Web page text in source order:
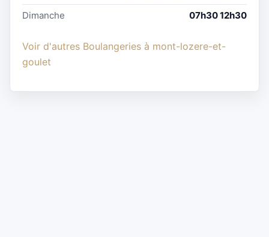
Dimanche
07h30 12h30
Voir d'autres Boulangeries à mont-lozere-et-
goulet